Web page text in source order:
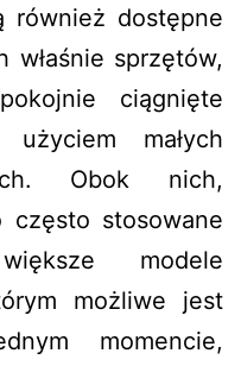
również dostępne
właśnie sprzętów,
ciągnięte
małych
Obok nich,
stosowane
modele
możliwe jest
momencie,